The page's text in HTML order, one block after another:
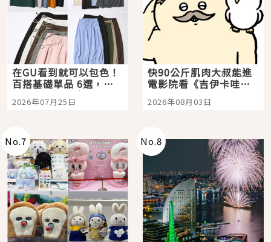
在GU看到就可以包色！
百搭基礎單品 6選，閉
眼全收也不心疼
2026年07月25日
快90公斤肌肉大叔能進
電影院看《吉伊卡哇》
嗎？日本重金屬樂團
「打首」會長與nagano
2026年08月03日
No.7 No.8